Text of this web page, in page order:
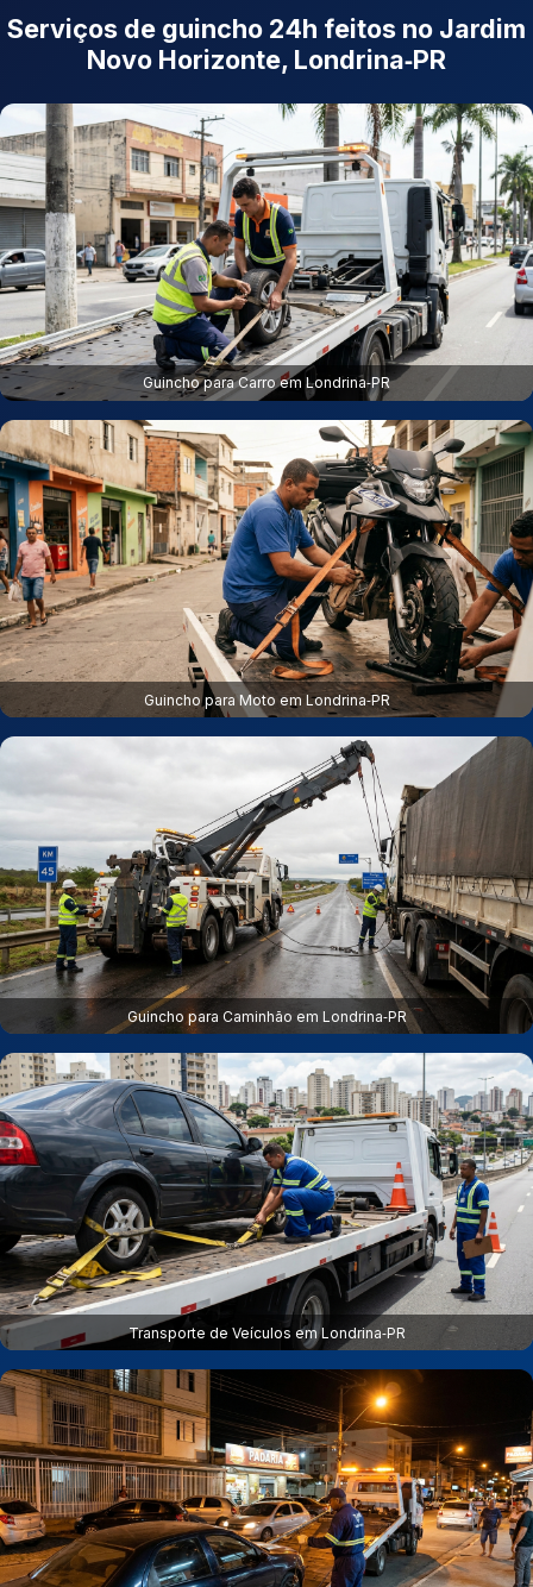
Serviços de guincho 24h feitos no Jardim
Novo Horizonte, Londrina‑PR
Guincho para Carro em Londrina‑PR
Guincho para Moto em Londrina‑PR
Guincho para Caminhão em Londrina‑PR
Transporte de Veículos em Londrina‑PR